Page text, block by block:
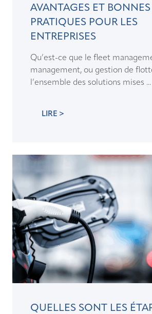
AVANTAGES ET BONNES
PRATIQUES POUR LES
ENTREPRISES
Qu’est-ce que le fleet
management, ou gestion de
l’ensemble des solutions mises ...
LIRE >
QUELLES SONT LES